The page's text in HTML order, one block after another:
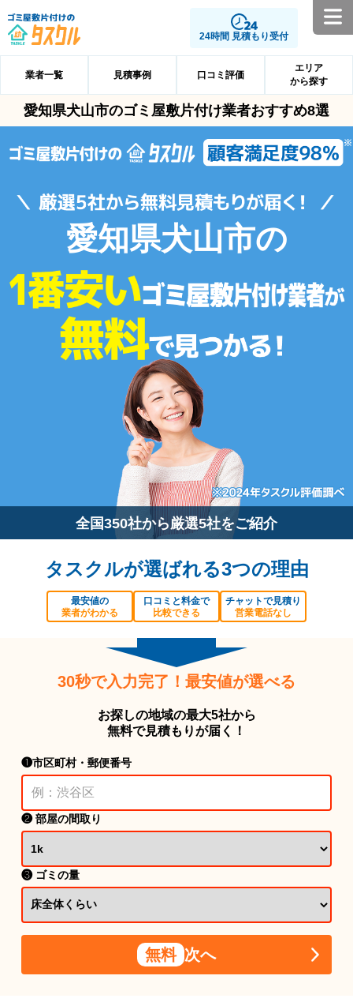
24時間 見積もり受付
業者一覧 見積事例 口コミ評価
エリア
から探す
愛知県犬山市のゴミ屋敷片付け業者おすすめ8選
愛知県犬山市の
全国350社から厳選5社をご紹介
タスクルが選ばれる3つの理由
最安値の
業者がわかる
口コミと料金で
比較できる
チャットで見積り
営業電話なし
30秒で入力完了！最安値が選べる
お探しの地域の最大5社から
無料で見積もりが届く！
❶市区町村・郵便番号
❷ 部屋の間取り
❸ ゴミの量
無料 次へ